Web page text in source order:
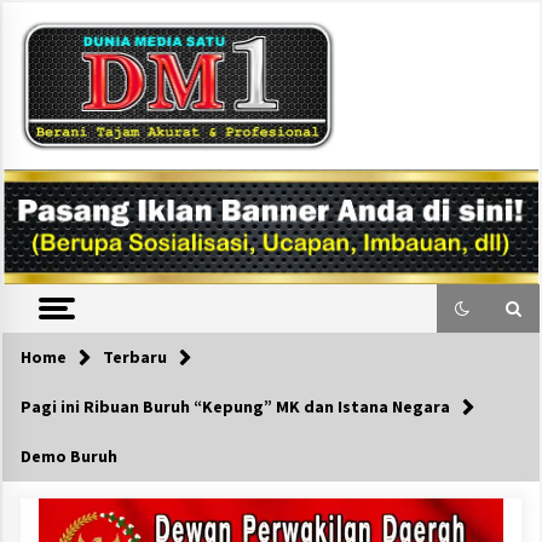
content
DM1
Home Terbaru
Pagi ini Ribuan Buruh “Kepung” MK dan Istana Negara
Demo Buruh